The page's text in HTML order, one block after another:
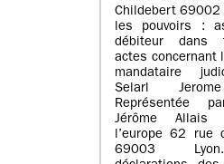
Childebert 69002
les pouvoirs :
débiteur dans
actes concernant
mandataire
Selarl
Représentée
Jérôme Allais
l’europe 62 rue
69003